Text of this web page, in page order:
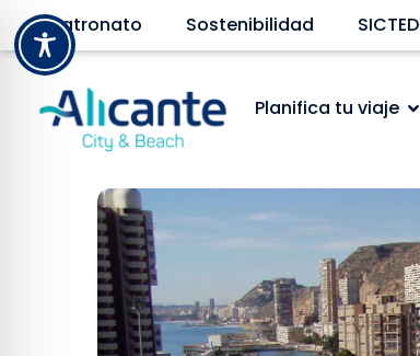
Patronato Sostenibilidad SICTED
Planifica tu viaje